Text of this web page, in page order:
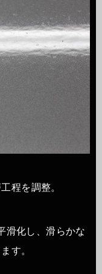
程を調整。
滑化し、滑らかな
す。